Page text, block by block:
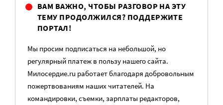
ВАМ ВАЖНО, ЧТОБЫ РАЗГОВОР НА ЭТУ
ТЕМУ ПРОДОЛЖИЛСЯ? ПОДДЕРЖИТЕ
ПОРТАЛ!
Мы просим подписаться на небольшой, но
регулярный платеж в пользу нашего сайта.
Милосердие.ru работает благодаря добровольным
пожертвованиям наших читателей. На
командировки, съемки, зарплаты редакторов,